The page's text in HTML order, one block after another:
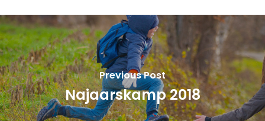
Previous Post
Najaarskamp 2018